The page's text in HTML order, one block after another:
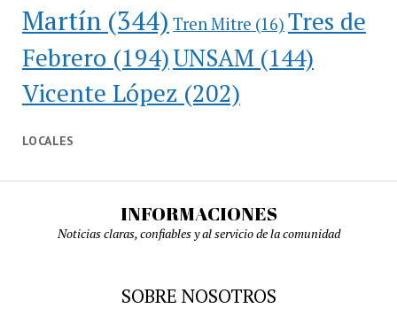
Martín(344) Tren Mitre (16) Tres de
Febrero (194)UNSAM (144)
Vicente López (202)
LOCALES
INFORMACIONES
Noticias claras, confiables y al servicio de la comunidad
SOBRE NOSOTROS